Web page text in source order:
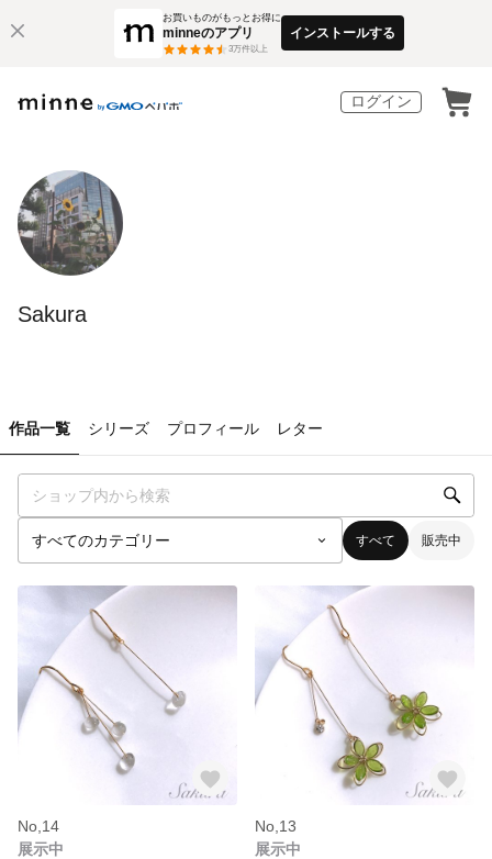
お買いものがもっとお得に
minneのアプリ
3万件以上
インストールする
ログイン
Sakura
作品一覧 シリーズ プロフィール レター
すべて 販売中
No,14
展示中
No,13
展示中